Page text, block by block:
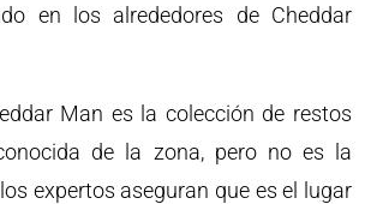
en los alrededores de Cheddar
Man es la colección de restos
de la zona, pero no es la
expertos aseguran que es el lugar